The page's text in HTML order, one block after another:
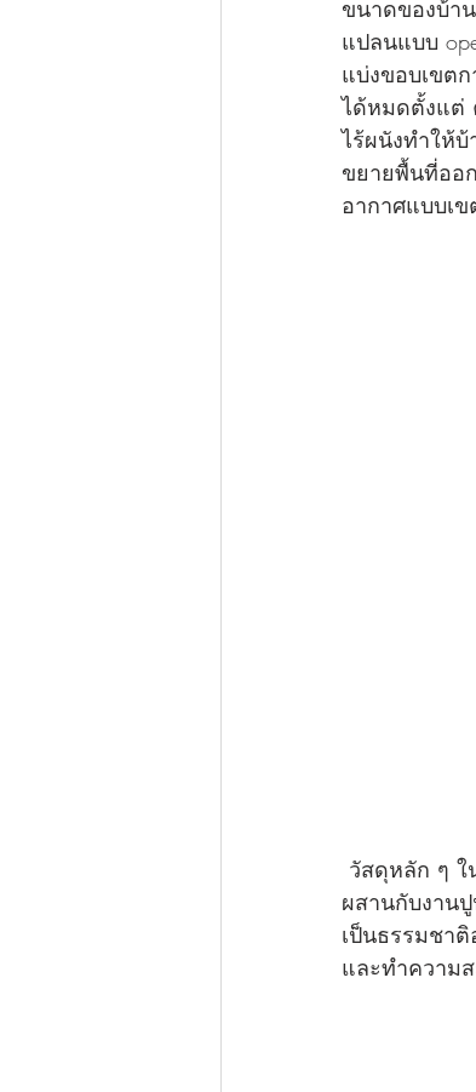
ขนาดของบ้า
แปลนแบบ
แบ่งขอบเขต
ได้หมดตั้งแต่
ไร้ผนังทำให้
ขยายพื้นที่ออ
อากาศแบบเ
ผสานกับงาน
เป็นธรรมชา
และทำความ